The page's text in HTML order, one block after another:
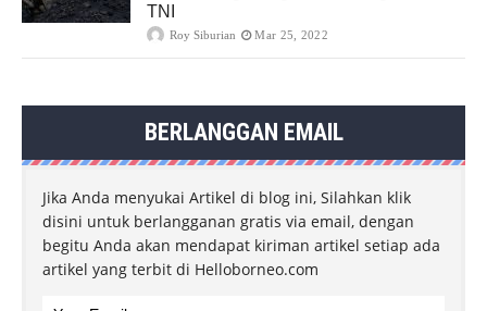
TNI
Roy Siburian Mar 25, 2022
BERLANGGAN EMAIL
Jika Anda menyukai Artikel di blog ini, Silahkan klik
disini untuk berlangganan gratis via email, dengan
begitu Anda akan mendapat kiriman artikel setiap ada
artikel yang terbit di Helloborneo.com